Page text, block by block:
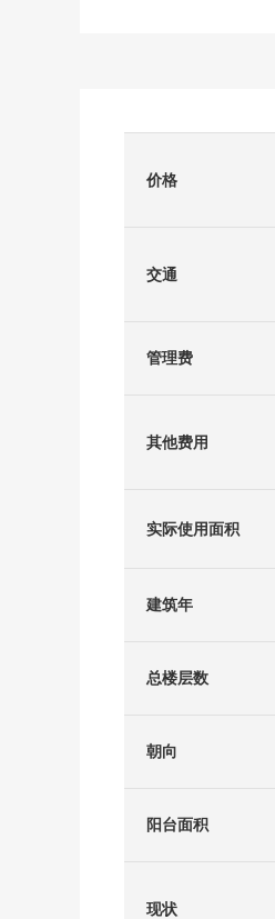
价格
交通
管理费
其他费用
实际使用面积
建筑年
总楼层数
朝向
阳台面积
现状